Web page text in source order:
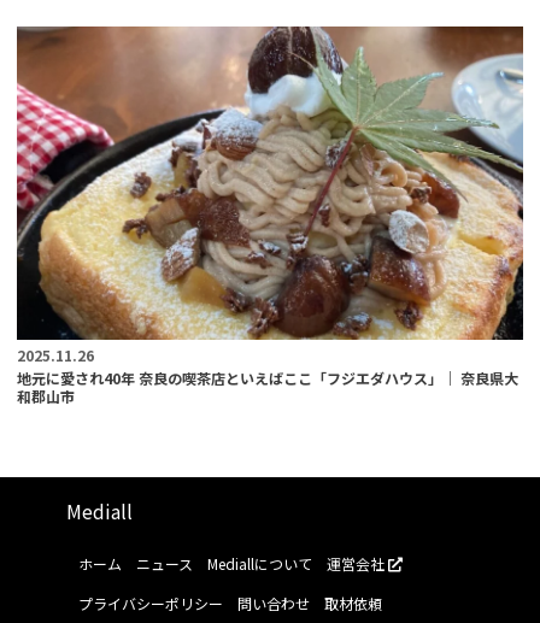
2025.11.26
地元に愛され40年 奈良の喫茶店といえばここ「フジエダハウス」｜ 奈良県大
和郡山市
Mediall
ホーム ニュース Mediallについて
運営会社
プライバシーポリシー
問い合わせ
取材依頼